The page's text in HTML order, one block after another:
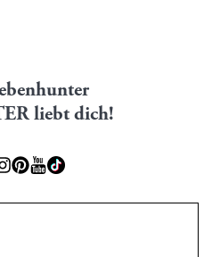
liebt dich!